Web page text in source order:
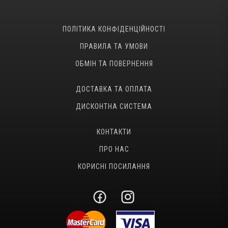
ПОЛІТИКА КОНФІДЕНЦІЙНОСТІ
ПРАВИЛА ТА УМОВИ
ОБМІН ТА ПОВЕРНЕННЯ
ДОСТАВКА ТА ОПЛАТА
ДИСКОНТНА СИСТЕМА
КОНТАКТИ
ПРО НАС
КОРИСНІ ПОСИЛАННЯ